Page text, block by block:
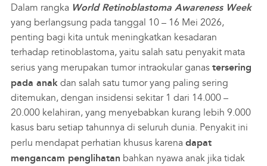
Customer Care
Cerita Pasien
Event
Asuransi
Perpustakaan Digital
Dalam rangka World Retinoblastoma Awareness Week
yang berlangsung pada tanggal 10 – 16 Mei 2026,
penting bagi kita untuk meningkatkan kesadaran
terhadap retinoblastoma, yaitu salah satu penyakit mata
serius yang merupakan tumor intraokular ganas tersering
pada anakdan salah satu tumor yang paling sering
ditemukan, dengan insidensi sekitar 1 dari 14.000 –
20.000 kelahiran, yang menyebabkan kurang lebih 9.000
kasus baru setiap tahunnya di seluruh dunia. Penyakit ini
perlu mendapat perhatian khusus karena dapat
mengancam penglihatan bahkan nyawa anak jika tidak